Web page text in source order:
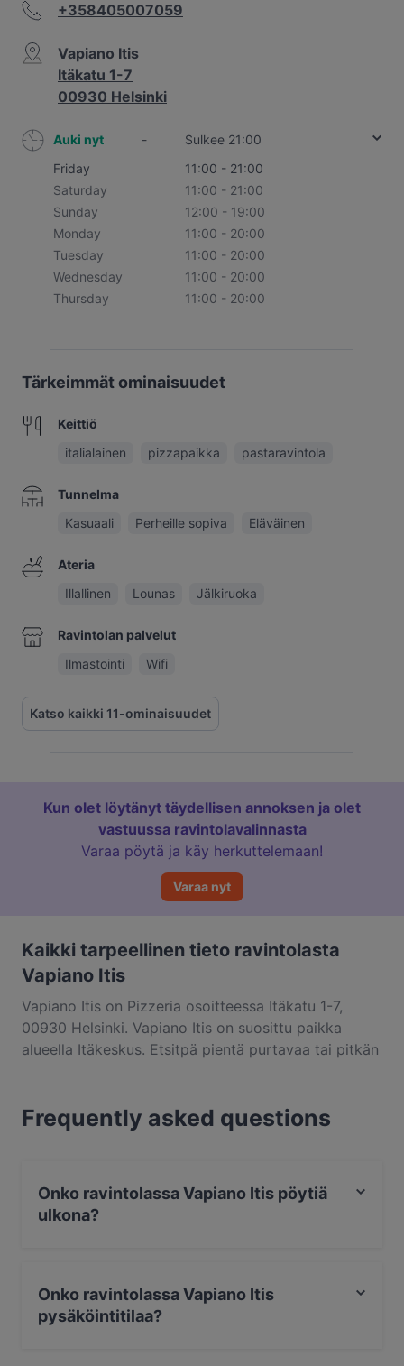
+358405007059
Vapiano Itis
Itäkatu 1-7
00930 Helsinki
Auki nyt -
Sulkee 21:00
Friday
11:00 - 21:00
Saturday
11:00 - 21:00
Sunday
12:00 - 19:00
Monday
11:00 - 20:00
Tuesday
11:00 - 20:00
Wednesday
11:00 - 20:00
Thursday
11:00 - 20:00
Tärkeimmät ominaisuudet
Keittiö
italialainen
pizzapaikka pastaravintola
Tunnelma
Kasuaali
Perheille sopiva Eläväinen
Ateria
Illallinen
Lounas Jälkiruoka
Ravintolan palvelut
Ilmastointi
Wifi
Katso kaikki 11-ominaisuudet
Kun olet löytänyt täydellisen annoksen ja olet
vastuussa ravintolavalinnasta
Varaa pöytä ja käy herkuttelemaan!
Varaa nyt
Kaikki tarpeellinen tieto ravintolasta
Vapiano Itis
Vapiano Itis on Pizzeria osoitteessa Itäkatu 1-7,
00930 Helsinki. Vapiano Itis on suosittu paikka
alueella Itäkeskus. Etsitpä pientä purtavaa tai pitkän
italialainen ruoka kaupungissa Helsinki.
Frequently asked questions
Onko ravintolassa Vapiano Itis pöytiä
ulkona?
Onko ravintolassa Vapiano Itis
pysäköintitilaa?